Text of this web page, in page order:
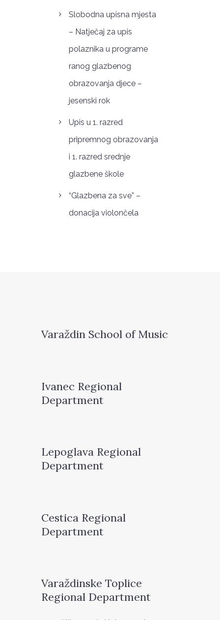
Slobodna upisna mjesta
– Natječaj za upis
polaznika u programe
ranog glazbenog
obrazovanja djece –
jesenski rok
Upis u 1. razred
pripremnog obrazovanja
i 1. razred srednje
glazbene škole
“Glazbena za sve” –
donacija violončela
Varaždin School of Music
Ivanec Regional
Department
Lepoglava Regional
Department
Cestica Regional
Department
Varaždinske Toplice
Regional Department